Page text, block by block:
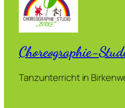
Choreographie-
Tanzunterricht in